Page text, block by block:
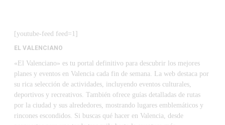
[youtube-feed feed=1]
EL VALENCIANO
«El Valenciano» es tu portal definitivo para descubrir los mejores
planes y eventos en Valencia cada fin de semana. La web destaca por
su rica selección de actividades, incluyendo eventos culturales,
deportivos y recreativos. También ofrece guías detalladas de rutas
por la ciudad y sus alrededores, mostrando lugares emblemáticos y
rincones escondidos. Si buscas qué hacer en Valencia, desde